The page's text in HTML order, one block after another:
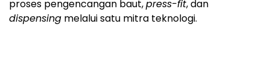
proses pengencangan baut,press-fit, dan
dispensing melalui satu mitra teknologi.